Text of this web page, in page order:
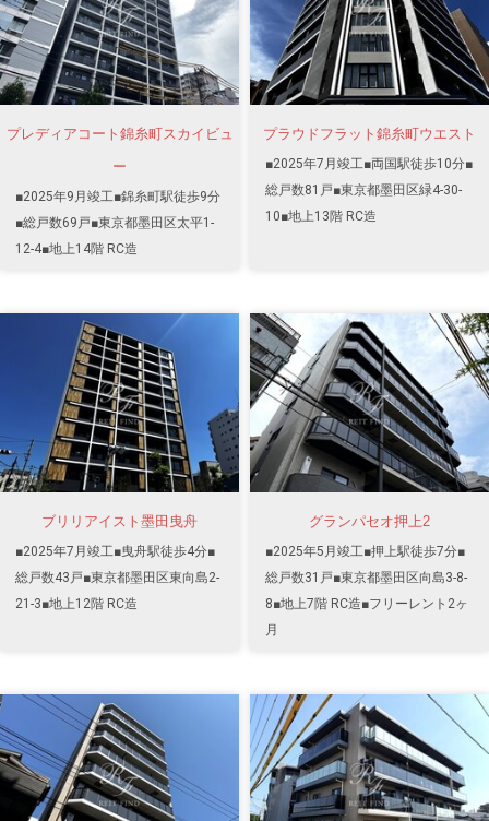
プレディアコート錦糸町スカイビュ
ー
■2025年9月竣工■錦糸町駅徒歩9分
■総戸数69戸■東京都墨田区太平1-
12-4■地上14階 RC造
プラウドフラット錦糸町ウエスト
■2025年7月竣工■両国駅徒歩10分■
総戸数81戸■東京都墨田区緑4-30-
10■地上13階 RC造
ブリリアイスト墨田曳舟
■2025年7月竣工■曳舟駅徒歩4分■
総戸数43戸■東京都墨田区東向島2-
21-3■地上12階 RC造
グランパセオ押上2
■2025年5月竣工■押上駅徒歩7分■
総戸数31戸■東京都墨田区向島3-8-
8■地上7階 RC造■フリーレント2ヶ
月